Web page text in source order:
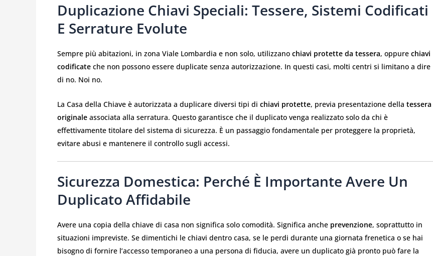
Duplicazione Chiavi Speciali: Tessere, Sistemi Codificati
E Serrature Evolute
Sempre più abitazioni, in zona Viale Lombardia e non solo, utilizzano chiavi protette da tessera, oppure chiavi
codificate che non possono essere duplicate senza autorizzazione. In questi casi, molti centri si limitano a dire
di no. Noi no.
La Casa della Chiave è autorizzata a duplicare diversi tipi di chiavi protette, previa presentazione della tessera
originale associata alla serratura. Questo garantisce che il duplicato venga realizzato solo da chi è
effettivamente titolare del sistema di sicurezza. È un passaggio fondamentale per proteggere la proprietà,
evitare abusi e mantenere il controllo sugli accessi.
Sicurezza Domestica: Perché È Importante Avere Un
Duplicato Affidabile
Avere una copia della chiave di casa non significa solo comodità. Significa anche prevenzione, soprattutto in
situazioni impreviste. Se dimentichi le chiavi dentro casa, se le perdi durante una giornata frenetica o se hai
bisogno di fornire l’accesso temporaneo a una persona di fiducia, avere un duplicato già pronto può fare la